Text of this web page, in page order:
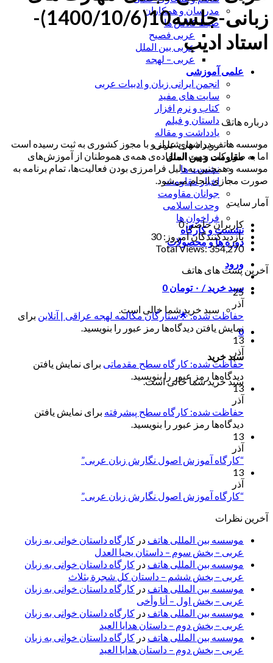
مدرسان و همکاران
ضبط کلاس ها
عربی فصیح
عربی بین الملل
عربی – لهجه
علمی آموزشی
انجمن ایرانی زبان و ادبیات عربی
سایت های مفید
کتاب و نرم افزار
داستان و فیلم
یادداشت و مقاله
رویداد های علمی
مقاومت و بین الملل
نشست ها
اخبار مقاومت
جوانان مقاومت
وحدت اسلامی
فراخوان ها
نشست و کارگاه
دوره ها و محصولات
ورود
سبد خرید / ۰ تومان 0
سبد خرید شما خالی است.
0
سبد خرید
سبد خرید شما خالی است.
زبانی-جلسه10(1400/10/6)-
استاد ادیب
درباره هاتف
موسسه هاتف در شهر شیراز و با مجوز کشوری به ثبت رسیده است
اما به طور کلی جهت استفاده‌ی همه‌ی هموطنان از آموزش‌های
موسسه و همچنین به دلیل فرامرزی بودن فعالیت‌ها، تمام برنامه به
صورت مجازی انجام می‌شود.
آمار سایت
کاربران حاضر:0
بازدیدکنندگان امروز:30
Total Views:354,270
آخرین پست های هاتف
25
آذر
حفاظت شده: 🌟ستارگان مکالمه لهجه عراقی | آنلاین برای
نمایش یافتن دیدگاه‌ها رمز عبور را بنویسید.
13
آذر
حفاظت شده: کارگاه سطح مقدماتی برای نمایش یافتن
دیدگاه‌ها رمز عبور را بنویسید.
13
آذر
حفاظت شده: کارگاه سطح پیشرفته برای نمایش یافتن
دیدگاه‌ها رمز عبور را بنویسید.
13
آذر
“کارگاه آموزش اصول نگارش زبان عربی”
13
آذر
“کارگاه آموزش اصول نگارش زبان عربی”
آخرین نظرات
موسسه بین المللی هاتف در کارگاه داستان خوانی به زبان
عربی – بخش سوم – داستان یحیا العدل
موسسه بین المللی هاتف در کارگاه داستان خوانی به زبان
عربی – بخش ششم – داستان کل شجرة بثلاث
موسسه بین المللی هاتف در کارگاه داستان خوانی به زبان
عربی – بخش اول – أنا وأخی
موسسه بین المللی هاتف در کارگاه داستان خوانی به زبان
عربی – بخش دوم – داستان هدایا العید
موسسه بین المللی هاتف در کارگاه داستان خوانی به زبان
عربی – بخش دوم – داستان هدایا العید